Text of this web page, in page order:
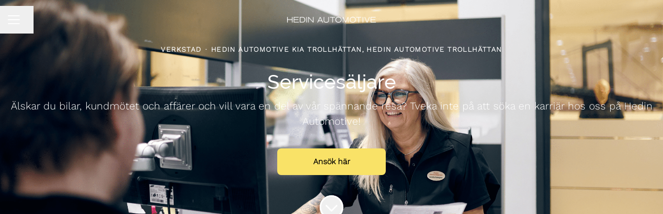
KARRIÄRMENY
Dela sidan
VERKSTAD · HEDIN AUTOMOTIVE KIA TROLLHÄTTAN, HEDIN AUTOMOTIVE TROLLHÄTTAN
Servicesäljare
Älskar du bilar, kundmötet och affärer och vill vara en del av vår spännande resa? Tveka inte på att söka en karriär hos oss på Hedin
Automotive!
Ansök här